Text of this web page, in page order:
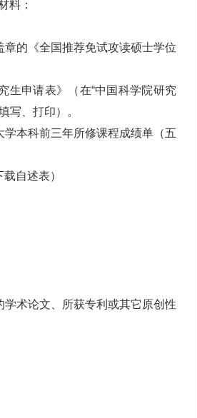
料：
的《全国推荐免试攻读硕士学位
申请表》（在“中国科学院研究
写、打印）。
本科前三年所修课程成绩单（五
自述表）
术论文、所获专利或其它原创性